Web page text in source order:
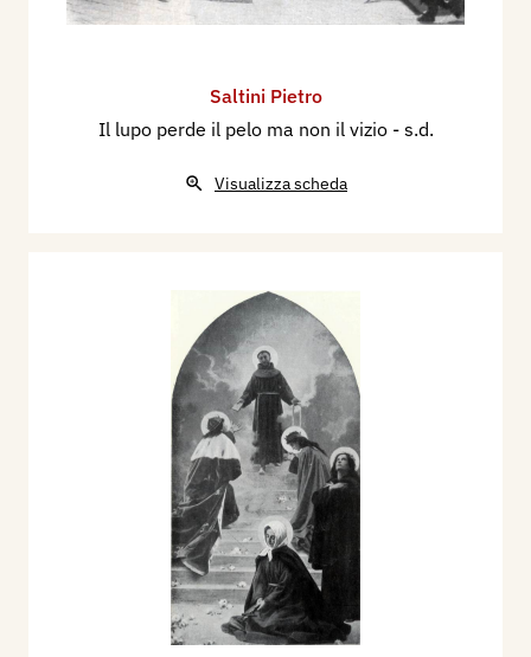
Saltini Pietro
Il lupo perde il pelo ma non il vizio - s.d.
Visualizza scheda